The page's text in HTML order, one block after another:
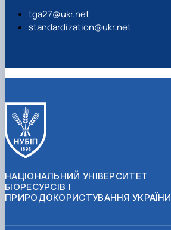
tga27@ukr.net
standardization@ukr.net
НАЦІОНАЛЬНИЙ УНІВЕРСИТЕТ
БІОРЕСУРСІВ І
ПРИРОДОКОРИСТУВАННЯ УКРАЇНИ